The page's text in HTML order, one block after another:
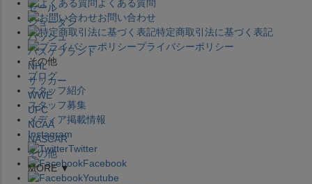
よくある質問
お問い合わせ
特定商取引法に基づく表記
プライバシーポリシー
その他
ブログ
スタッフ紹介
スタッフ募集
メディア掲載情報
Instagram
Twitter
Facebook
Youtube
セール
ジョーダン
バッシュ
バスケブランド
NHL
サッカー
WWE
UFC
NCAA
NASCAR
その他
MORE ▼